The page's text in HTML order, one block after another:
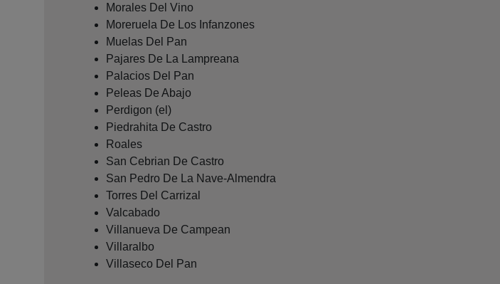
Morales Del Vino
Moreruela De Los Infanzones
Muelas Del Pan
Pajares De La Lampreana
Palacios Del Pan
Peleas De Abajo
Perdigon (el)
Piedrahita De Castro
Roales
San Cebrian De Castro
San Pedro De La Nave-Almendra
Torres Del Carrizal
Valcabado
Villanueva De Campean
Villaralbo
Villaseco Del Pan